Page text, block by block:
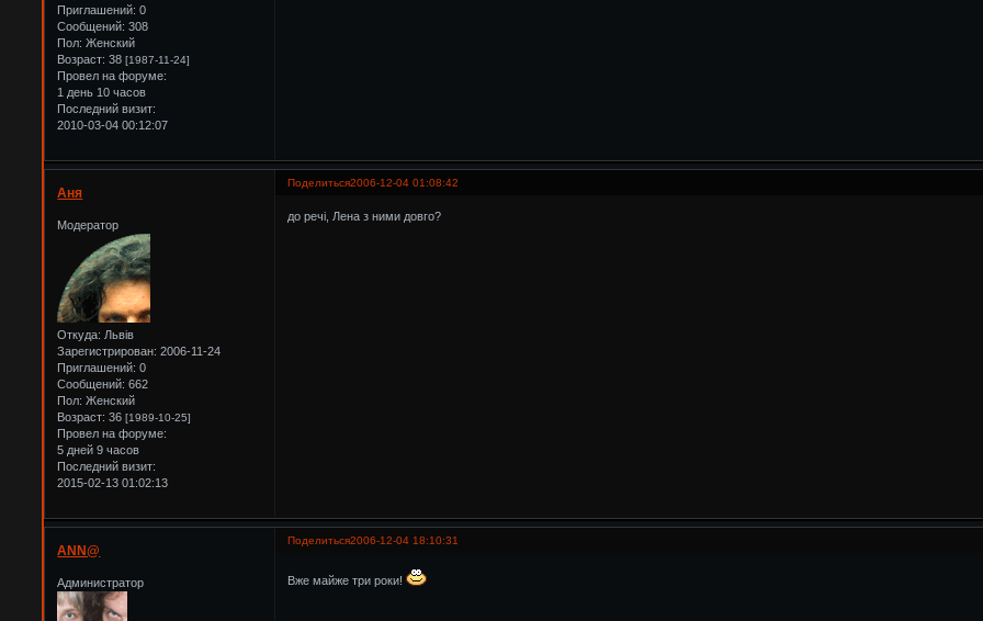
Приглашений: 0
Сообщений: 308
Пол: Женский
Возраст: 38[1987-11-24]
Провел на форуме:
1 день 10 часов
Последний визит:
2010-03-04 00:12:07
Поделиться2006-12-04 01:08:42
Аня
Модератор
Откуда: Львів
Зарегистрирован: 2006-11-24
Приглашений: 0
Сообщений: 662
Пол: Женский
Возраст: 36[1989-10-25]
Провел на форуме:
5 дней 9 часов
Последний визит:
2015-02-13 01:02:13
до речі, Лена з ними довго?
Поделиться2006-12-04 18:10:31
ANN@
Администратор Вже майже три роки!